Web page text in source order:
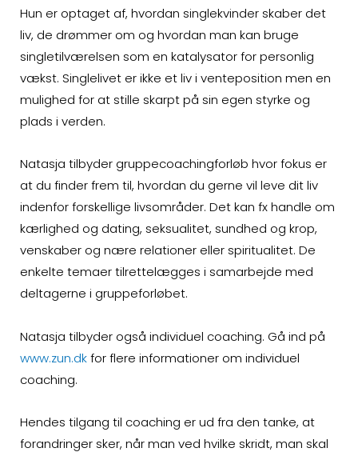
Hun er optaget af, hvordan singlekvinder skaber det
liv, de drømmer om og hvordan man kan bruge
singletilværelsen som en katalysator for personlig
vækst. Singlelivet er ikke et liv i venteposition men en
mulighed for at stille skarpt på sin egen styrke og
plads i verden.
Natasja tilbyder gruppecoachingforløb hvor fokus er
at du finder frem til, hvordan du gerne vil leve dit liv
indenfor forskellige livsområder. Det kan fx handle om
kærlighed og dating, seksualitet, sundhed og krop,
venskaber og nære relationer eller spiritualitet. De
enkelte temaer tilrettelægges i samarbejde med
deltagerne i gruppeforløbet.
Natasja tilbyder også individuel coaching. Gå ind på
www.zun.dkfor flere informationer om individuel
coaching.
Hendes tilgang til coaching er ud fra den tanke, at
forandringer sker, når man ved hvilke skridt, man skal